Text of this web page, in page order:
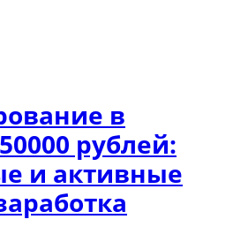
в
рублей:
и активные